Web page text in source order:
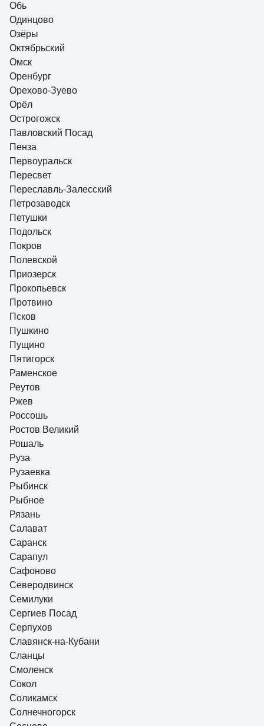
Обь
Одинцово
Озёры
Октябрьский
Омск
Оренбург
Орехово-Зуево
Орёл
Острогожск
Павловский Посад
Пенза
Первоуральск
Пересвет
Переславль-Залесский
Петрозаводск
Петушки
Подольск
Покров
Полевской
Приозерск
Прокопьевск
Протвино
Псков
Пушкино
Пущино
Пятигорск
Раменское
Реутов
Ржев
Россошь
Ростов Великий
Рошаль
Руза
Рузаевка
Рыбинск
Рыбное
Рязань
Салават
Саранск
Сарапул
Сафоново
Северодвинск
Семилуки
Сергиев Посад
Серпухов
Славянск-на-Кубани
Сланцы
Смоленск
Сокол
Соликамск
Солнечногорск